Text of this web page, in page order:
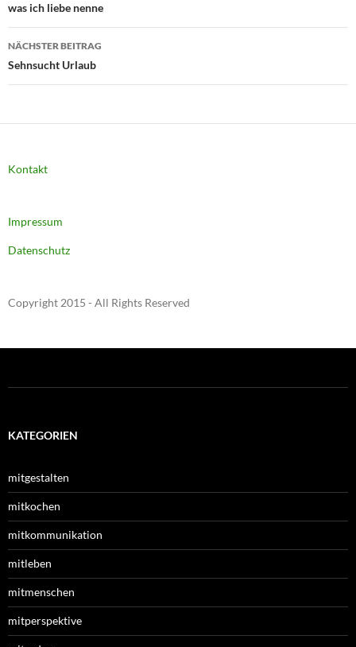
was ich liebe nenne
NÄCHSTER BEITRAG
Sehnsucht Urlaub
Kontakt
Impressum
Datenschutz
Copyright 2015 - All Rights Reserved
KATEGORIEN
mitgestalten
mitkochen
mitkommunikation
mitleben
mitmenschen
mitperspektive